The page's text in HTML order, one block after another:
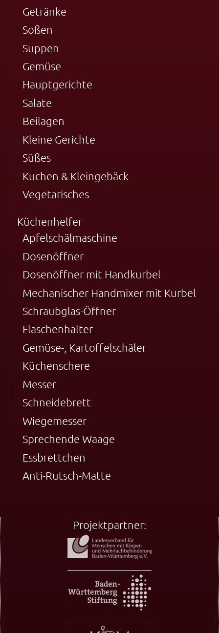
Getränke
Soßen
Suppen
Gemüse
Hauptgerichte
Salate
Beilagen
Kleine Gerichte
Süßes
Kuchen & Kleingebäck
Vegetarisches
Küchenhelfer
Apfelschälmaschine
Dosenöffner
Dosenöffner mit Handkurbel
Mechanischer Handmixer mit Kurbel
Schraubglas-Öffner
Flaschenhalter
Gemüse-, Kartoffelschäler
Küchenschere
Messer
Schneidebrett
Wiegemesser
Sprechende Waage
Essbrettchen
Anti-Rutsch-Matte
Projektpartner: